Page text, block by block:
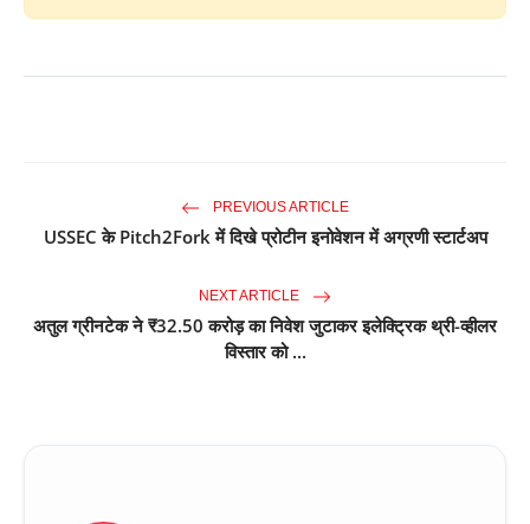
PREVIOUS ARTICLE
USSEC के Pitch2Fork में दिखे प्रोटीन इनोवेशन में अग्रणी स्टार्टअप
NEXT ARTICLE
अतुल ग्रीनटेक ने ₹32.50 करोड़ का निवेश जुटाकर इलेक्ट्रिक थ्री-व्हीलर
विस्तार को ...